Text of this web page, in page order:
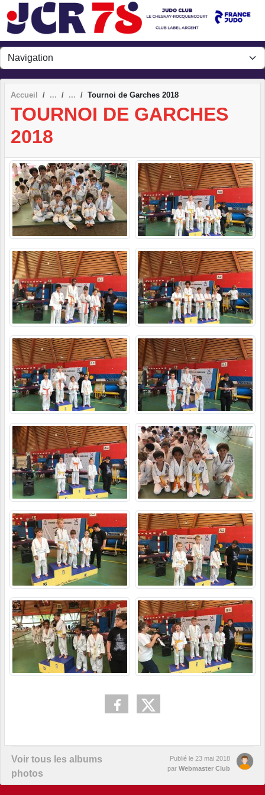
Accueil Tournoi de Garches 2018
TOURNOI DE GARCHES
2018
Voir tous les albums
photos
Publié le 23 mai 2018
par Webmaster Club
Panneau de gestion des cookies